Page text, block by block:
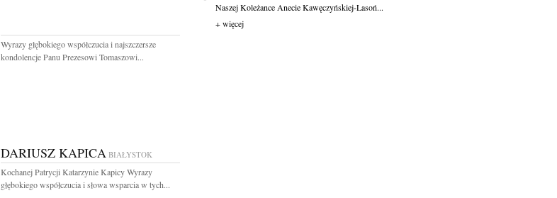
Wyrazy głębokiego współczucia i najszczersze
kondolencje Panu Prezesowi Tomaszowi...
DARIUSZ KAPICA BIAŁYSTOK
Kochanej Patrycji Katarzynie Kapicy Wyrazy
głębokiego współczucia i słowa wsparcia w tych...
Naszej Koleżance Anecie Kawęczyńskiej-Lasoń...
+ więcej